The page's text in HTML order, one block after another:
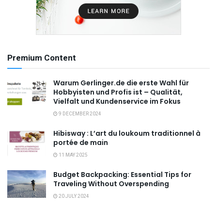
Premium Content
Warum Gerlinger.de die erste Wahl für
Hobbyisten und Profis ist – Qualität,
Vielfalt und Kundenservice im Fokus
9 DECEMBER 2024
Hibisway : L’art du loukoum traditionnel à
portée de main
11 MAY 2025
Budget Backpacking: Essential Tips for
Traveling Without Overspending
20 JULY 2024